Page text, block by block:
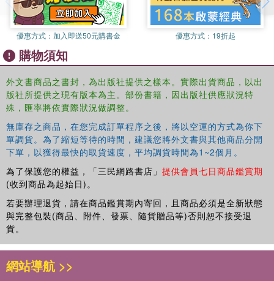
優惠方式： 加入即送50元購書金 優惠方式： 19折起
購物須知
外文書商品之書封，為出版社提供之樣本。實際出貨商品，以出
版社所提供之現有版本為主。部份書籍，因出版社供應狀況特
殊，匯率將依實際狀況做調整。
無庫存之商品，在您完成訂單程序之後，將以空運的方式為你下
單調貨。為了縮短等待的時間，建議您將外文書與其他商品分開
下單，以獲得最快的取貨速度，平均調貨時間為1~2個月。
為了保護您的權益，「三民網路書店」 提供會員七日商品鑑賞期
(收到商品為起始日)。
若要辦理退貨，請在商品鑑賞期內寄回，且商品必須是全新狀態
與完整包裝(商品、附件、發票、隨貨贈品等)否則恕不接受退
貨。
網站導航 >>